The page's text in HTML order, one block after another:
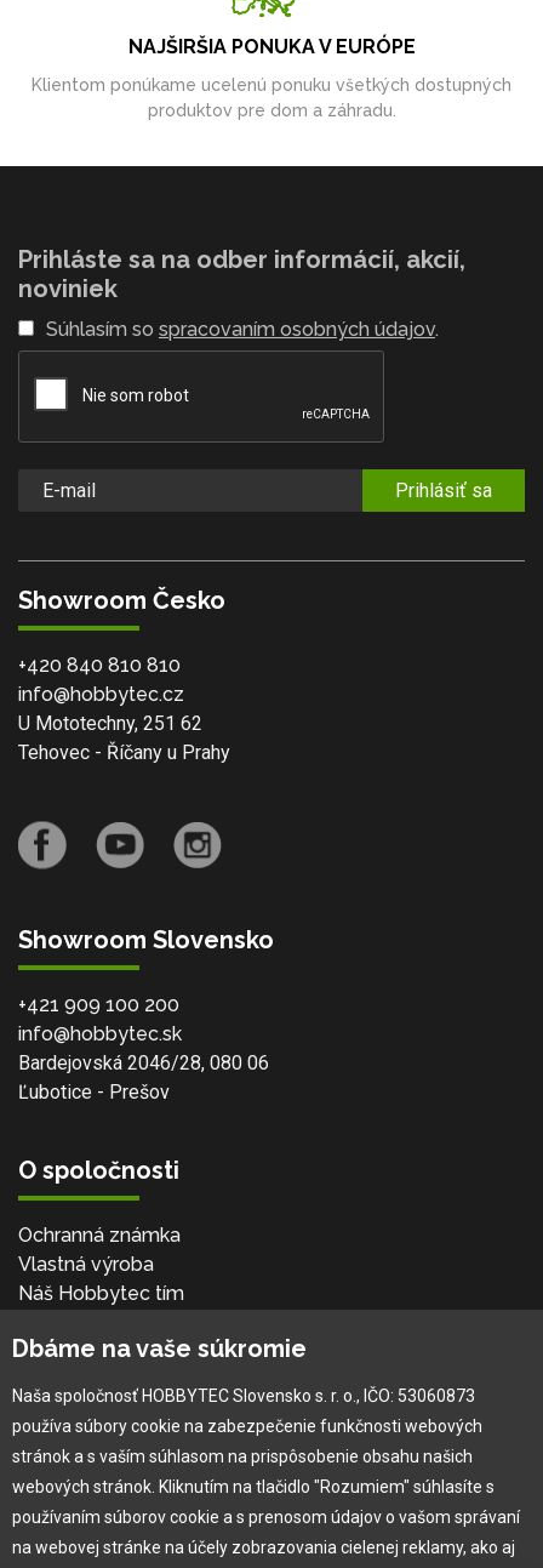
NAJŠIRŠIA PONUKA V EURÓPE
Klientom ponúkame ucelenú ponuku všetkých dostupných
produktov pre dom a záhradu.
Prihláste sa na odber informácií, akcií,
noviniek
Súhlasím so spracovaním osobných údajov.
Prihlásiť sa
Showroom Česko
+420 840 810 810
info@hobbytec.cz
U Mototechny, 251 62
Tehovec - Říčany u Prahy
Showroom Slovensko
+421 909 100 200
info@hobbytec.sk
Bardejovská 2046/28, 080 06
Ľubotice - Prešov
O spoločnosti
Ochranná známka
Vlastná výroba
Náš Hobbytec tím
Naša história
Pre zákazníka
Garancia najlepšej ceny
Užívateľský manuál
Dbáme na vaše súkromie
Naša spoločnosť HOBBYTEC Slovensko s. r. o., IČO: 53060873
používa súbory cookie na zabezpečenie funkčnosti webových
stránok a s vaším súhlasom na prispôsobenie obsahu našich
webových stránok. Kliknutím na tlačidlo "Rozumiem" súhlasíte s
používaním súborov cookie a s prenosom údajov o vašom správaní
na webovej stránke na účely zobrazovania cielenej reklamy, ako aj